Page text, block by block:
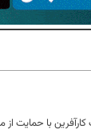
کارآفرین با حمایت